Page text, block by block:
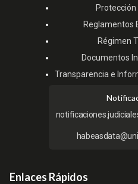
Reglamentos
Régimen
Documentos
Transparencia e
Enlaces Rápidos